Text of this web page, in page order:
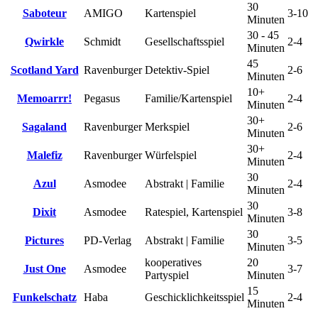
Saboteur AMIGO Kartenspiel
30
Minuten
3-10
Qwirkle Schmidt Gesellschaftsspiel
30 - 45
Minuten
2-4
Scotland Yard Ravenburger Detektiv-Spiel
45
Minuten
2-6
Memoarrr! Pegasus Familie/Kartenspiel
10+
Minuten
2-4
Sagaland Ravenburger Merkspiel
30+
Minuten
2-6
Malefiz Ravenburger Würfelspiel
30+
Minuten
2-4
Azul Asmodee Abstrakt | Familie
30
Minuten
2-4
Dixit Asmodee Ratespiel, Kartenspiel
30
Minuten
3-8
Pictures PD-Verlag Abstrakt | Familie
30
Minuten
3-5
Just One Asmodee
kooperatives
Partyspiel
20
Minuten
3-7
Funkelschatz Haba Geschicklichkeitsspiel
15
Minuten
2-4